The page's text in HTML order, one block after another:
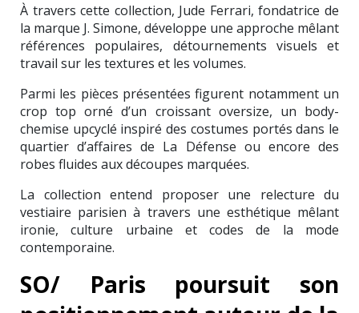
À travers cette collection, Jude Ferrari, fondatrice de
la marque J. Simone, développe une approche mêlant
références populaires, détournements visuels et
travail sur les textures et les volumes.
Parmi les pièces présentées figurent notamment un
crop top orné d’un croissant oversize, un body-
chemise upcyclé inspiré des costumes portés dans le
quartier d’affaires de La Défense ou encore des
robes fluides aux découpes marquées.
La collection entend proposer une relecture du
vestiaire parisien à travers une esthétique mêlant
ironie, culture urbaine et codes de la mode
contemporaine.
SO/ Paris poursuit son